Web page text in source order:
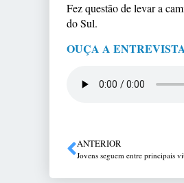
Fez questão de levar a
do Sul.
OUÇA A
ANTERIOR